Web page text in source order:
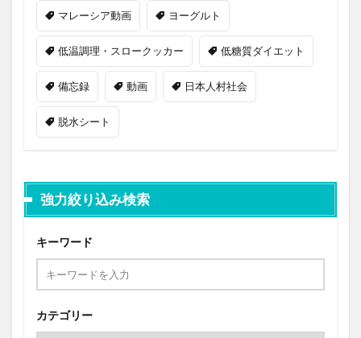
マレーシア動画 ヨーグルト
低温調理・スロークッカー 低糖質ダイエット
備忘録 動画 日本人村社会
脱水シート
強力絞り込み検索
キーワード
カテゴリー